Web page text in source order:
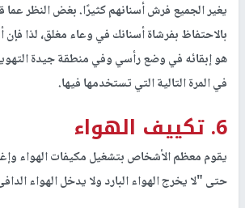
يغير الجميع فرش أسنانهم كثيرًا. بغض النظر عما
بالاحتفاظ بفرشاة أسنانك في وعاء مغلق، لذا
هو إبقائه في وضع رأسي وفي منطقة جيدة
في المرة التالية التي تستخدمها فيها.
6. تكييف الهواء
يقوم معظم الأشخاص بتشغيل مكيفات الهواء
حتى "لا يخرج الهواء البارد ولا يدخل الهواء